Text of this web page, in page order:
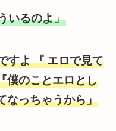
いるのよ」
すよ『エロで見て
僕のことエロとし
なっちゃうから」